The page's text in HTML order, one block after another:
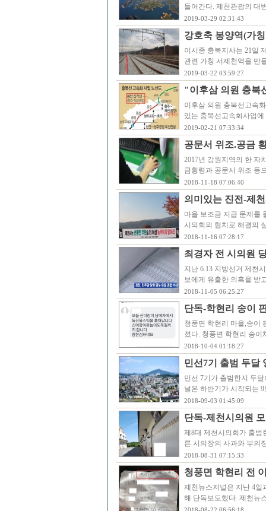
들어간다. 제천관광의 대
2019-03-29 02:31:43
강호축 봉양역(가
이시종 충북지사는 21일
관련 가칭 서제천역을 만
2019-03-22 03:59:27
"이후삼 의원 충북
이후삼 의원 충북선고속
있는 충북선고속화사업
2019-02-21 07:33:34
공문서 위조.공금
2017년 강원지역의 한 자
금횡령과 공문서 위조 등
2018-11-18 07:06:40
의미있는 진전-제
마을 보조금 지급 문제를
시의회의 협치로 해결의
2018-11-16 07:28:17
최경자 전 시의원
지난 6.13 지방선거 제천
보에게 유출한 의혹을 받
2018-11-05 06:25:27
단독-학현리 송이
청풍면 학현리 마을,송이
졌다. 청풍면 학현리 송
2018-10-04 01:18:27
민선7기 출범 두
민선 7기가 출범한지 두
널은 하반기가 시작되는
2018-09-03 01:45:09
단독-제천시의원
제8대 제천시의회가 출범
른 시의장의 사과와 부의
2018-08-31 07:15:33
청풍면 학현리 전
제천뉴스저널은 지난 4일
해 단독보도했다. 제천뉴